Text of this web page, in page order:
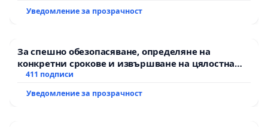
Уведомление за прозрачност
За спешно обезопасяване, определяне на
конкретни срокове и извършване на цялостна
рехабилитация на републиканския път между
Мирово - к.к. Момин проход
411 подписи
Уведомление за прозрачност